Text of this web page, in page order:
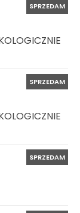
SPRZEDAM
SPRZEDAM
SPRZEDAM